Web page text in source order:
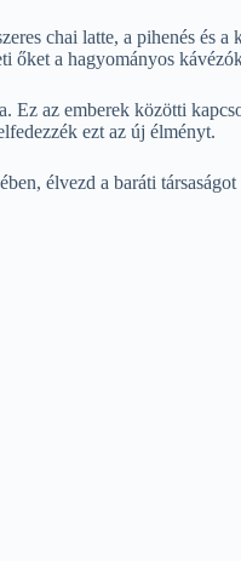
chai latte, a pihenés és a
őket a hagyományos
Ez az emberek közötti
ezt az új élményt.
élvezd a baráti